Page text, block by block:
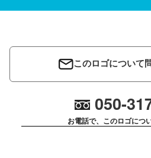
このロゴについて
050-
お電話で、このロゴにつ